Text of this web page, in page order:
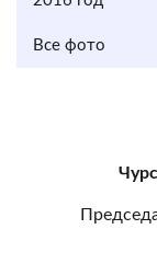
Все фото